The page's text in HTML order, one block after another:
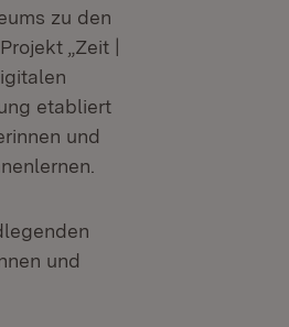
zu den
Projekt „Zeit |
etabliert
und
und